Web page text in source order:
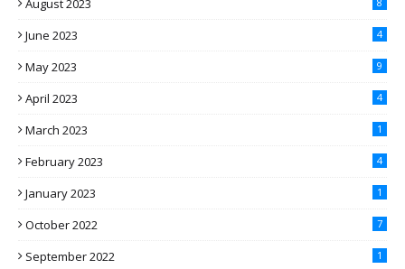
August 2023
June 2023 4
May 2023 9
April 2023 4
March 2023 1
February 2023 4
January 2023 1
October 2022 7
September 2022 1